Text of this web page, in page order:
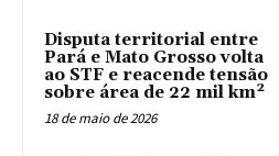
Disputa territorial entre
Pará e Mato Grosso volta
ao STF e reacende tensão
sobre área de 22 mil km²
18 de maio de 2026